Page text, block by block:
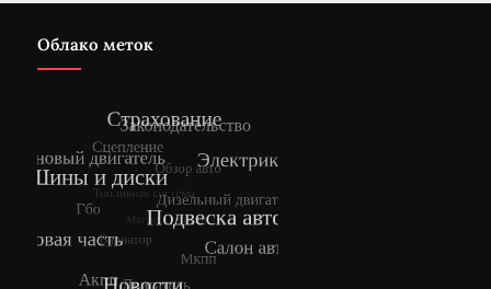
Облако меток